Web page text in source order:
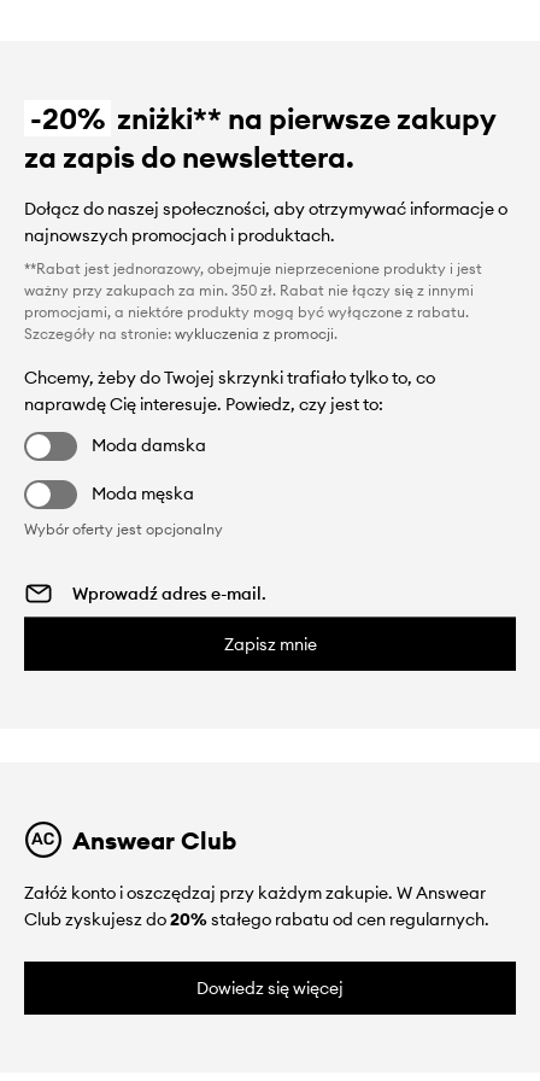
-20% zniżki** na pierwsze zakupy
za zapis do newslettera.
Dołącz do naszej społeczności, aby otrzymywać informacje o
najnowszych promocjach i produktach.
**Rabat jest jednorazowy, obejmuje nieprzecenione produkty i jest
ważny przy zakupach za min. 350 zł. Rabat nie łączy się z innymi
promocjami, a niektóre produkty mogą być wyłączone z rabatu.
Szczegóły na stronie: wykluczenia z promocji.
Chcemy, żeby do Twojej skrzynki trafiało tylko to, co
naprawdę Cię interesuje. Powiedz, czy jest to:
Moda damska
Moda męska
Wybór oferty jest opcjonalny
Zapisz mnie
Answear Club
Załóż konto i oszczędzaj przy każdym zakupie. W Answear
Club zyskujesz do20%stałego rabatu od cen regularnych.
Dowiedz się więcej